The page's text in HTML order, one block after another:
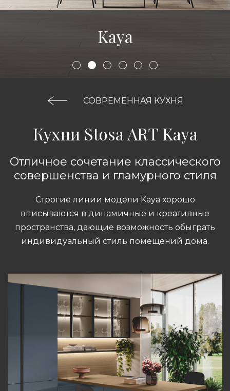
Kaya
СОВРЕМЕННАЯ КУХНЯ
Кухни Stosa ART Kaya
Отличное сочетание классического
совершенства и гламурного стиля
Строгие линии модели Kaya хорошо
вписываются в динамичные и креативные
пространства, дающие возможность обыграть
индивидуальный стиль помещений дома.